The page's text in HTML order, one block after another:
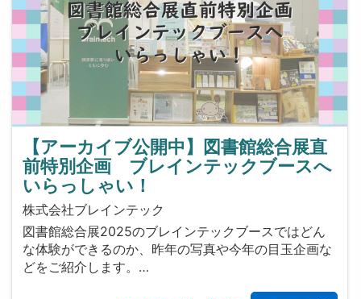
【アーカイブ公開中】図書館総合展直
前特別企画 ブレインテックブースへ
いらっしゃい！
株式会社ブレインテック
図書館総合展2025のブレインテックブースではどん
な体験ができるのか、昨年の写真や今年の目玉企画な
どをご紹介します。…